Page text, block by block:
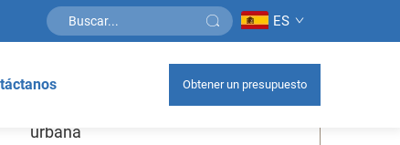
ES
Obtener un presupuesto
Tabla de contenidos
Cómo las viviendas modulares de
contenedores transforman la vida
urbana